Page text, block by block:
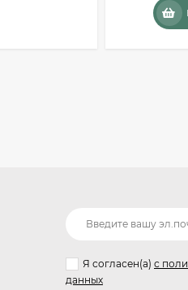
Я согласен(a) с
данных